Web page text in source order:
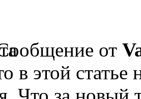
от
в этой статье